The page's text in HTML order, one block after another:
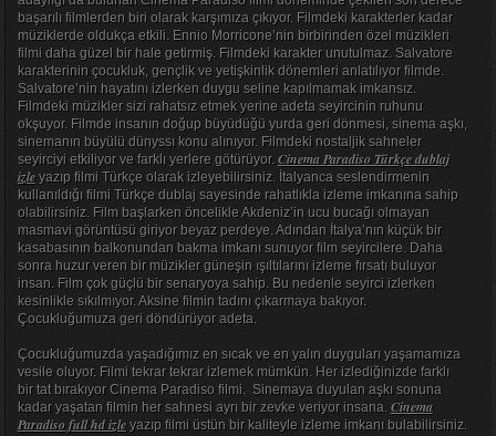
başarılı filmlerden biri olarak karşımıza çıkıyor. Filmdeki karakterler kadar
müziklerde oldukça etkili. Ennio Morricone’nin birbirinden özel müzikleri
filmi daha güzel bir hale getirmiş. Filmdeki karakter unutulmaz. Salvatore
karakterinin çocukluk, gençlik ve yetişkinlik dönemleri anlatılıyor filmde.
Salvatore’nin hayatını izlerken duygu seline kapılmamak imkansız.
Filmdeki müzikler sizi rahatsız etmek yerine adeta seyircinin ruhunu
okşuyor. Filmde insanın doğup büyüdüğü yurda geri dönmesi, sinema aşkı,
sinemanın büyülü dünyssı konu alınıyor. Filmdeki nostaljik sahneler
seyirciyi etkiliyor ve farklı yerlere götürüyor. Cinema Paradiso Türkçe dublaj
izleyazıp filmi Türkçe olarak izleyebilirsiniz. İtalyanca seslendirmenin
kullanıldığı filmi Türkçe dublaj sayesinde rahatlıkla izleme imkanına sahip
olabilirsiniz. Film başlarken öncelikle Akdeniz’in ucu bucağı olmayan
masmavi görüntüsü giriyor beyaz perdeye. Adından İtalya’nın küçük bir
kasabasının balkonundan bakma imkanı sunuyor film seyircilere. Daha
sonra huzur veren bir müzikler güneşin ışıltılarını izleme fırsatı buluyor
insan. Film çok güçlü bir senaryoya sahip. Bu nedenle seyirci izlerken
kesinlikle sıkılmıyor. Aksine filmin tadını çıkarmaya bakıyor.
Çocukluğumuza geri döndürüyor adeta.
Çocukluğumuzda yaşadığımız en sıcak ve en yalın duyguları yaşamamıza
vesile oluyor. Filmi tekrar tekrar izlemek mümkün. Her izlediğinizde farklı
bir tat bırakıyor Cinema Paradiso filmi. Sinemaya duyulan aşkı sonuna
kadar yaşatan filmin her sahnesi ayrı bir zevke veriyor insana. Cinema
Paradiso full hd izleyazıp filmi üstün bir kaliteyle izleme imkanı bulabilirsiniz.